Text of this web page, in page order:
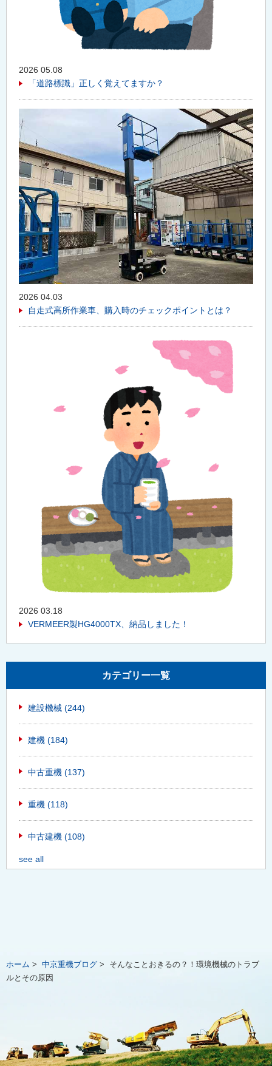
2026 05.08
「道路標識」正しく覚えてますか？
2026 04.03
自走式高所作業車、購入時のチェックポイントとは？
2026 03.18
VERMEER製HG4000TX、納品しました！
カテゴリー一覧
建設機械 (244)
建機 (184)
中古重機 (137)
重機 (118)
中古建機 (108)
see all
ホーム > 中京重機ブログ >
そんなことおきるの？！環境機械のトラブ
ルとその原因